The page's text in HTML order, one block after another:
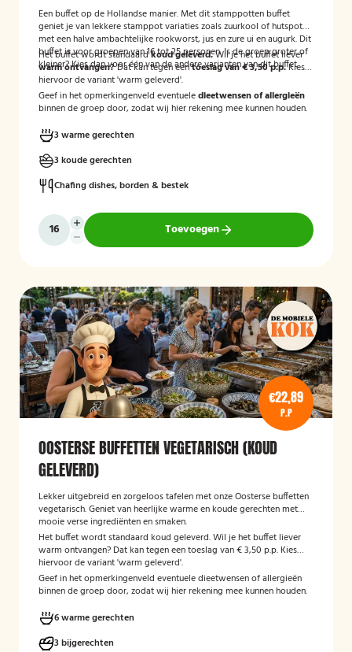
Een buffet op de Hollandse manier. Met dit stamppotten buffet
geniet je van lekkere stamppot variaties zoals zuurkool of hutspot
met een halve ambachtelijke rookworst, jus en zure ui en augurk. Dit
buffet is voor groepen van 16 tot 25 personen. Is de groep groter of
kleiner? Kies dan voor één van de andere varianten van dit buffet.
Het buffet wordt standaardkoud geleverd.Wil je het buffet liever
warm ontvangen?Dat kan tegen eentoeslag van € 3,50 p.p.Kies
hiervoor de variant 'warm geleverd'.
Geef in het opmerkingenveld eventueledieetwensen of allergieën
binnen de groep door, zodat wij hier rekening mee kunnen houden.
3 warme gerechten
3 koude gerechten
Chafing dishes, borden & bestek
Toevoegen
€22,89
P.P
OOSTERSE BUFFETTEN VEGETARISCH (KOUD
GELEVERD)
Lekker uitgebreid en zorgeloos tafelen met onze Oosterse buffetten
vegetarisch. Geniet van heerlijke warme en koude gerechten met
mooie verse ingrediënten en smaken.
Het buffet wordt standaard koud geleverd. Wil je het buffet liever
warm ontvangen? Dat kan tegen een toeslag van € 3,50 p.p. Kies
hiervoor de variant 'warm geleverd'.
Geef in het opmerkingenveld eventuele dieetwensen of allergieën
binnen de groep door, zodat wij hier rekening mee kunnen houden.
6 warme gerechten
3 bijgerechten